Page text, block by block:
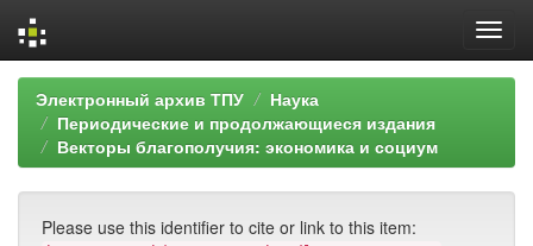
Skip
navigation
Электронный архив ТПУ
Наука
Периодические и продолжающиеся издания
Векторы благополучия: экономика и социум
Please use this identifier to cite or link to this item: